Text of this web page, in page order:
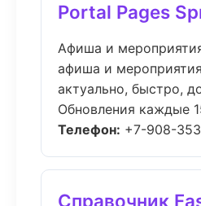
Portal Pages
Афиша и
афиша и
актуально, быстро,
Обновления каждые
Телефон: +7-908-
Справочник